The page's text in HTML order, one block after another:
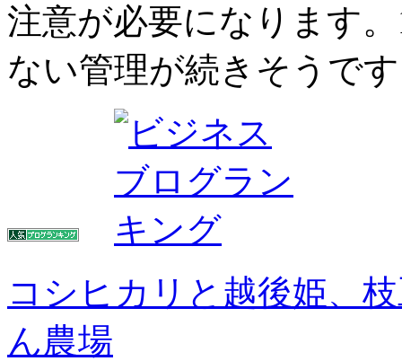
注意が必要になります
ない管理が続きそうで
コシヒカリと越後姫、
ん農場